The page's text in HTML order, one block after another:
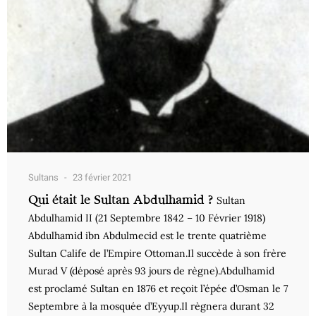
Sultans 23 février 2021
Qui était le Sultan Abdulhamid ? Sultan
Abdulhamid II (21 Septembre 1842 – 10 Février 1918)
Abdulhamid ibn Abdulmecid est le trente quatrième
Sultan Calife de l’Empire Ottoman.Il succède à son frère
Murad V (déposé après 93 jours de règne).Abdulhamid
est proclamé Sultan en 1876 et reçoit l’épée d’Osman le 7
Septembre à la mosquée d’Eyyup.Il règnera durant 32